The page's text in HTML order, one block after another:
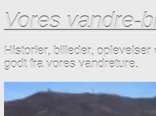
Vores vandre-
Historier, billeder, oplevelser
godt fra vores vandreture.